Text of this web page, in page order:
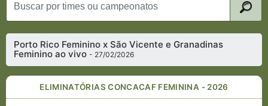
Porto Rico Feminino x São Vicente e Granadinas
Feminino ao vivo- 27/02/2026
ELIMINATÓRIAS CONCACAF FEMININA - 2026